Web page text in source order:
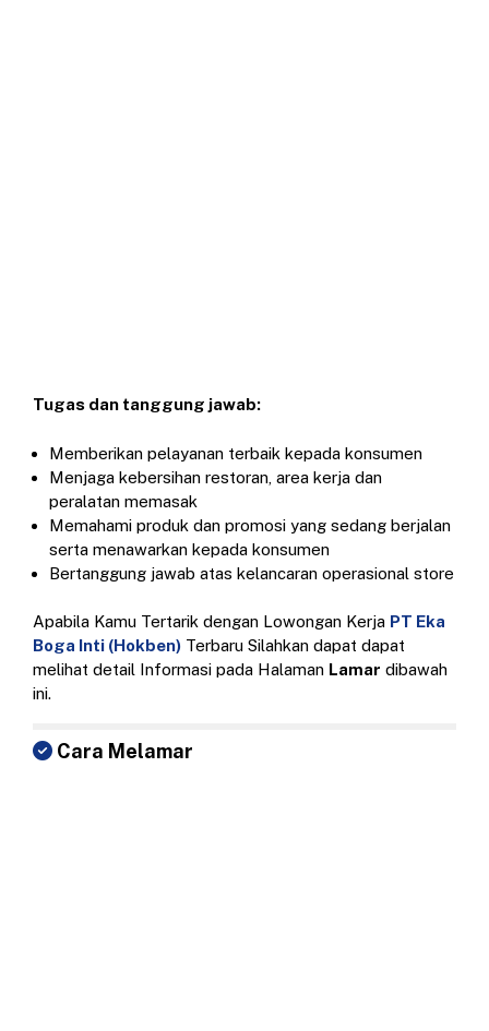
Tugas dan tanggung jawab:
Memberikan pelayanan terbaik kepada konsumen
Menjaga kebersihan restoran, area kerja dan
peralatan memasak
Memahami produk dan promosi yang sedang berjalan
serta menawarkan kepada konsumen
Bertanggung jawab atas kelancaran operasional store
Apabila Kamu Tertarik dengan Lowongan Kerja PT Eka
Boga Inti (Hokben) Terbaru Silahkan dapat dapat
melihat detail Informasi pada Halaman Lamar dibawah
ini.
Cara Melamar